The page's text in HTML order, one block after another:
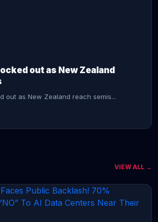
out as New Zealand
out as New Zealand reach semis...
→
VIEW ALL →